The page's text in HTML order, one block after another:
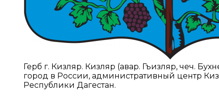
Герб г. Кизляр. Кизляр (авар. Гъизляр, чеч.
город в России, административный центр
Республики Дагестан.